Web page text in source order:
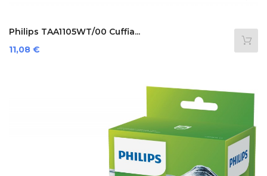
Philips TAA1105WT/00 Cuffia...
Prezzo
11,08 €